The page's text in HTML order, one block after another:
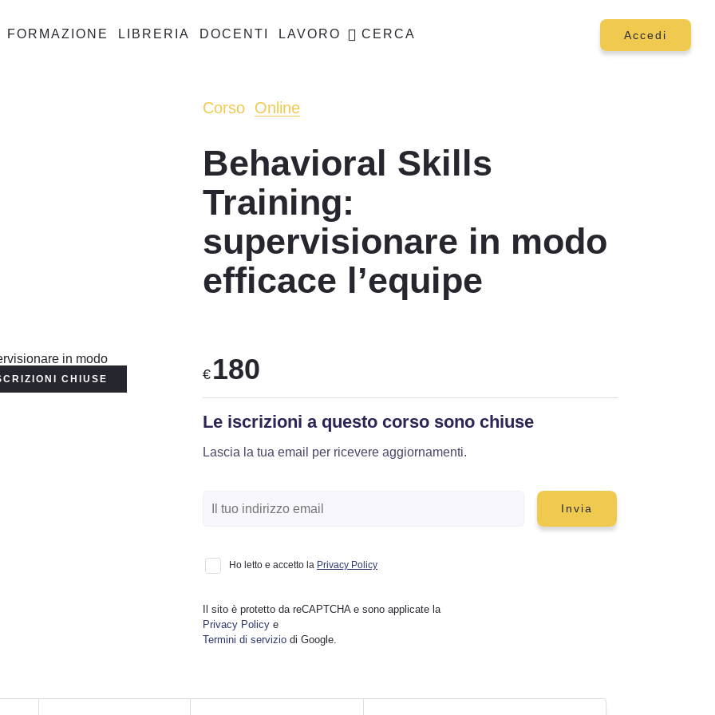
FORMAZIONE LIBRERIA DOCENTI LAVORO CERCA Accedi
CHIUSE
Corso Online
Behavioral Skills
Training:
supervisionare in modo
efficace l’equipe
€ 180
Le iscrizioni a questo corso sono chiuse
Lascia la tua email per ricevere aggiornamenti.
Ho letto e accetto la Privacy Policy
Il sito è protetto da reCAPTCHA e sono applicate la
Privacy Policy e
Termini di servizio di Google.